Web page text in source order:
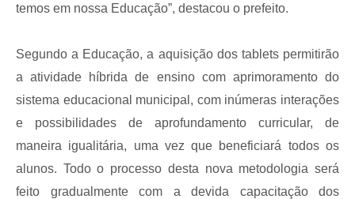
temos em nossa Educação”, destacou o prefeito.
Segundo a Educação, a aquisição dos tablets permitirão
a atividade híbrida de ensino com aprimoramento do
sistema educacional municipal, com inúmeras interações
e possibilidades de aprofundamento curricular, de
maneira igualitária, uma vez que beneficiará todos os
alunos. Todo o processo desta nova metodologia será
feito gradualmente com a devida capacitação dos